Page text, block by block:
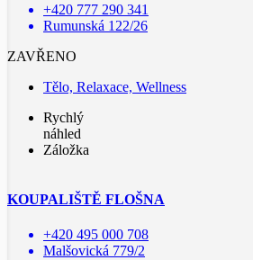
+420 777 290 341
Rumunská 122/26
ZAVŘENO
Tělo, Relaxace, Wellness
Rychlý
náhled
Záložka
KOUPALIŠTĚ FLOŠNA
+420 495 000 708
Malšovická 779/2